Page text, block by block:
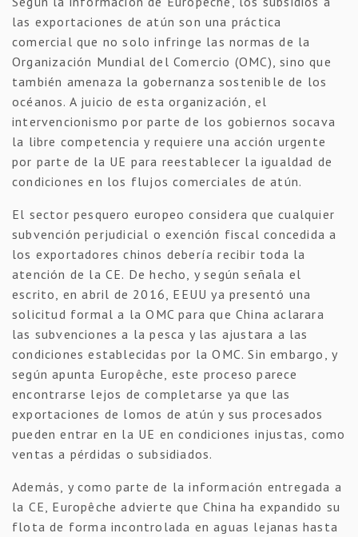
las exportaciones de atún son una práctica
comercial que no solo infringe las normas de la
Organización Mundial del Comercio (OMC), sino que
también amenaza la gobernanza sostenible de los
océanos. A juicio de esta organización, el
intervencionismo por parte de los gobiernos socava
la libre competencia y requiere una acción urgente
por parte de la UE para reestablecer la igualdad de
condiciones en los flujos comerciales de atún.
El sector pesquero europeo considera que cualquier
subvención perjudicial o exención fiscal concedida a
los exportadores chinos debería recibir toda la
atención de la CE. De hecho, y según señala el
escrito, en abril de 2016, EEUU ya presentó una
solicitud formal a la OMC para que China aclarara
las subvenciones a la pesca y las ajustara a las
condiciones establecidas por la OMC. Sin embargo, y
según apunta Europêche, este proceso parece
encontrarse lejos de completarse ya que las
exportaciones de lomos de atún y sus procesados
pueden entrar en la UE en condiciones injustas, como
ventas a pérdidas o subsidiados.
Además, y como parte de la información entregada a
la CE, Europêche advierte que China ha expandido su
flota de forma incontrolada en aguas lejanas hasta